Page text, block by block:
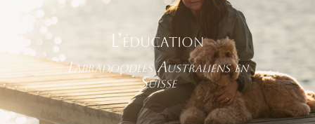
L’éducation
Labradoodles Australiens en
Suisse